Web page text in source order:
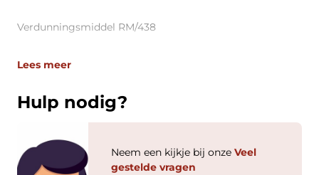
Verdunningsmiddel RM/438
Lees meer
Hulp nodig?
Neem een kijkje bij onze Veel
gestelde vragen